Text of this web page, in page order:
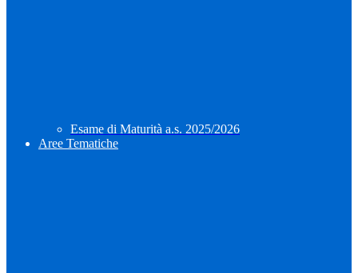
Esame di Maturità a.s. 2025/2026
Aree Tematiche